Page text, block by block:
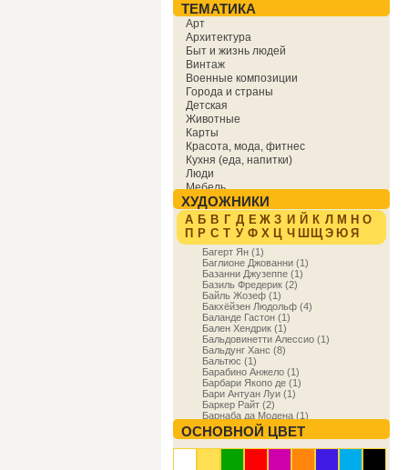
ТЕМАТИКА
Арт
Архитектура
Быт и жизнь людей
Винтаж
Военные композиции
Города и страны
Детская
Животные
Карты
Красота, мода, фитнес
Кухня (еда, напитки)
Люди
Мебель
Мировая культура
Музыка
Надписи
Образование
Отдых
Охота
Праздники
Природа
Религия и духовность
Спорт
Сфера деятельности
Транспорт
Фракталы
Фэнтези
Цветы
Юмор
ХУДОЖНИКИ
А Б В Г Д Е Ж З И Й К Л М Н О
П Р С Т У Ф Х Ц Ч Ш Щ Э Ю Я
Багерт Ян (1)
Баглионе Джованни (1)
Базанни Джузеппе (1)
Базиль Фредерик (2)
Байль Жозеф (1)
Бакхёйзен Людольф (4)
Баланде Гастон (1)
Бален Хендрик (1)
Бальдовинетти Алессио (1)
Бальдунг Ханс (8)
Бальтюс (1)
Барабино Анжело (1)
Барбари Якопо де (1)
Бари Антуан Луи (1)
Баркер Райт (2)
Барнаба да Модена (1)
Бароччи Федерико (3)
Баррет Вил (1)
Барри Джеймс (1)
ОСНОВНОЙ ЦВЕТ